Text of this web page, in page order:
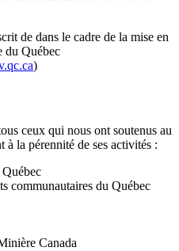
de dans le cadre de la mise en
du Québec
)
ceux qui nous ont soutenus au
à la pérennité de ses activités :
communautaires du Québec
Canada